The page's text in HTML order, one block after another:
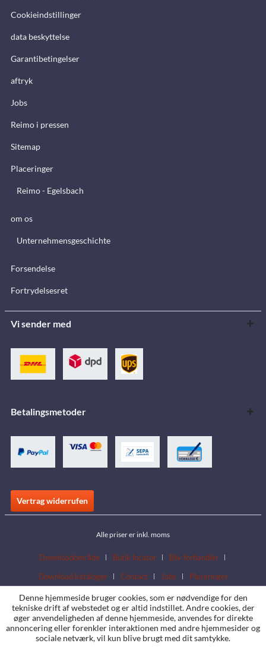
Cookieindstillinger
data beskyttelse
Garantibetingelser
aftryk
Jobs
Reimo i pressen
Sitemap
Placeringer
Reimo - Egelsbach
om os
Unternehmensgeschichte
Forsendelse
Fortrydelsesret
Vi sender med
Betalingsmetoder
Vertrag widerrufen
Alle priser er inkl. moms
Downloadområde Butik locator
Bliv forhandler
Download kataloger
Contact Jobs Placeringer
Denne hjemmeside bruger cookies, som er nødvendige for den
tekniske drift af webstedet og er altid indstillet. Andre cookies, der
øger anvendeligheden af denne hjemmeside, anvendes for direkte
annoncering eller forenkler interaktionen med andre hjemmesider og
sociale netværk, vil kun blive brugt med dit samtykke.